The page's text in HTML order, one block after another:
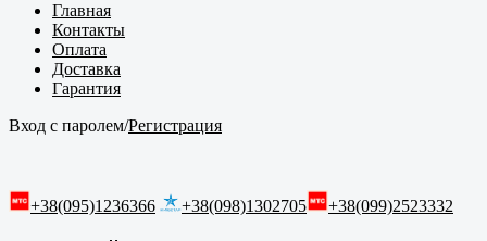
Главная
Контакты
Оплата
Доставка
Гарантия
Вход с паролем/Регистрация
+38(095)1236366 +38(098)1302705 +38(099)2523332